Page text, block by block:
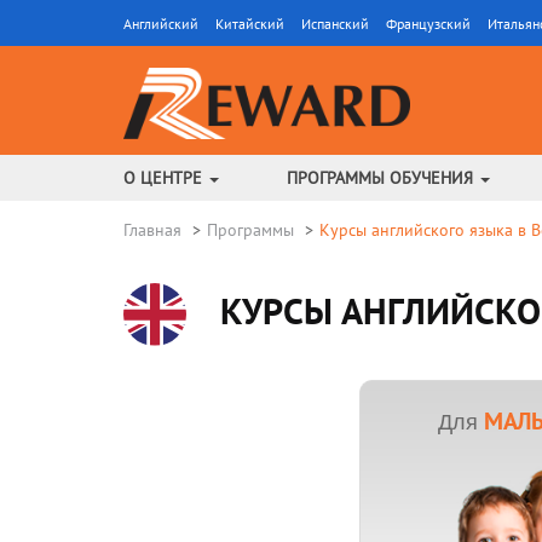
Английский Китайский Испанский Французский
О ЦЕНТРЕ ПРОГРАММЫ ОБУЧЕНИЯ
Главная Программы Курсы английского языка в
КУРСЫ
Для